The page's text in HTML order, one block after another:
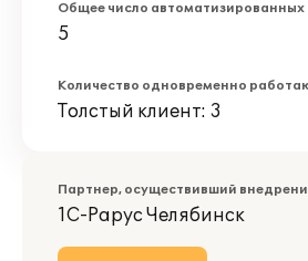
Общее число автоматизированных
5
Количество одновременно
Толстый клиент: 3
Партнер, осуществивший
1С-Рарус Челябинск